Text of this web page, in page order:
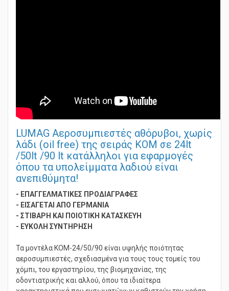
LUMAG Αεροσυμπιεστές αθόρυβοι, χωρίς
λάδι (oil free) της σειράς KOM σε 24lt
/50lt /90 lt κατάλληλοι για εφαρμογές
όπου τα υπολείμματα λαδιού είναι
ανεπιθύμητα!
- ΕΠΑΓΓΕΛΜΑΤΙΚΕΣ ΠΡΟΔΙΑΓΡΑΦΕΣ
- ΕΙΣΑΓΕΤΑΙ ΑΠΟ ΓΕΡΜΑΝΙΑ
- ΣΤΙΒΑΡΗ ΚΑΙ ΠΟΙΟΤΙΚΗ ΚΑΤΑΣΚΕΥΗ
Τα μοντέλα KOM-24/50/90 είναι υψηλής ποιότητας
αεροσυμπιεστές, σχεδιασμένα για τους τους τομείς του
χόμπι, του εργαστηρίου, της βιομηχανίας, της
οδοντιατρικής και αλλού, όπου τα ιδιαίτερα